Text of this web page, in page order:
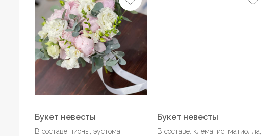
Букет невесты
В составе пионы, эустома,
Букет невесты
В составе: клематис, матиолла,